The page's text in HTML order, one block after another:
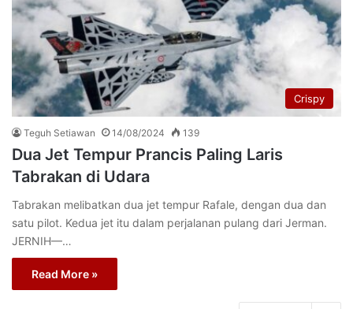
Crispy
Teguh Setiawan 14/08/2024 139
Dua Jet Tempur Prancis Paling Laris
Tabrakan di Udara
Tabrakan melibatkan dua jet tempur Rafale, dengan dua dan
satu pilot. Kedua jet itu dalam perjalanan pulang dari Jerman.
JERNIH—…
Read More »